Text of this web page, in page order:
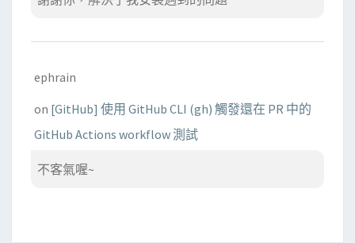
ephrain
on [GitHub] 使用 GitHub CLI (gh) 觸發還在 PR 中的
GitHub Actions workflow 測試
不客氣喔~